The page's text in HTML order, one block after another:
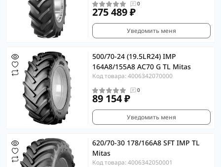
0
275 489 ₽
Уведомить меня
500/70-24 (19.5LR24) IMP
164A8/155A8 AC70 G TL Mitas
Код товара: 4006342070000
0
89 154 ₽
Уведомить меня
620/70-30 178/166A8 SFT IMP TL
Mitas
Код товара: 4006342050001